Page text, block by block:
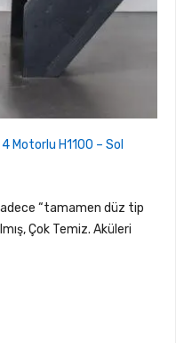
Motorlu H1100 – Sol
“tamamen düz tip
Çok Temiz. Aküleri